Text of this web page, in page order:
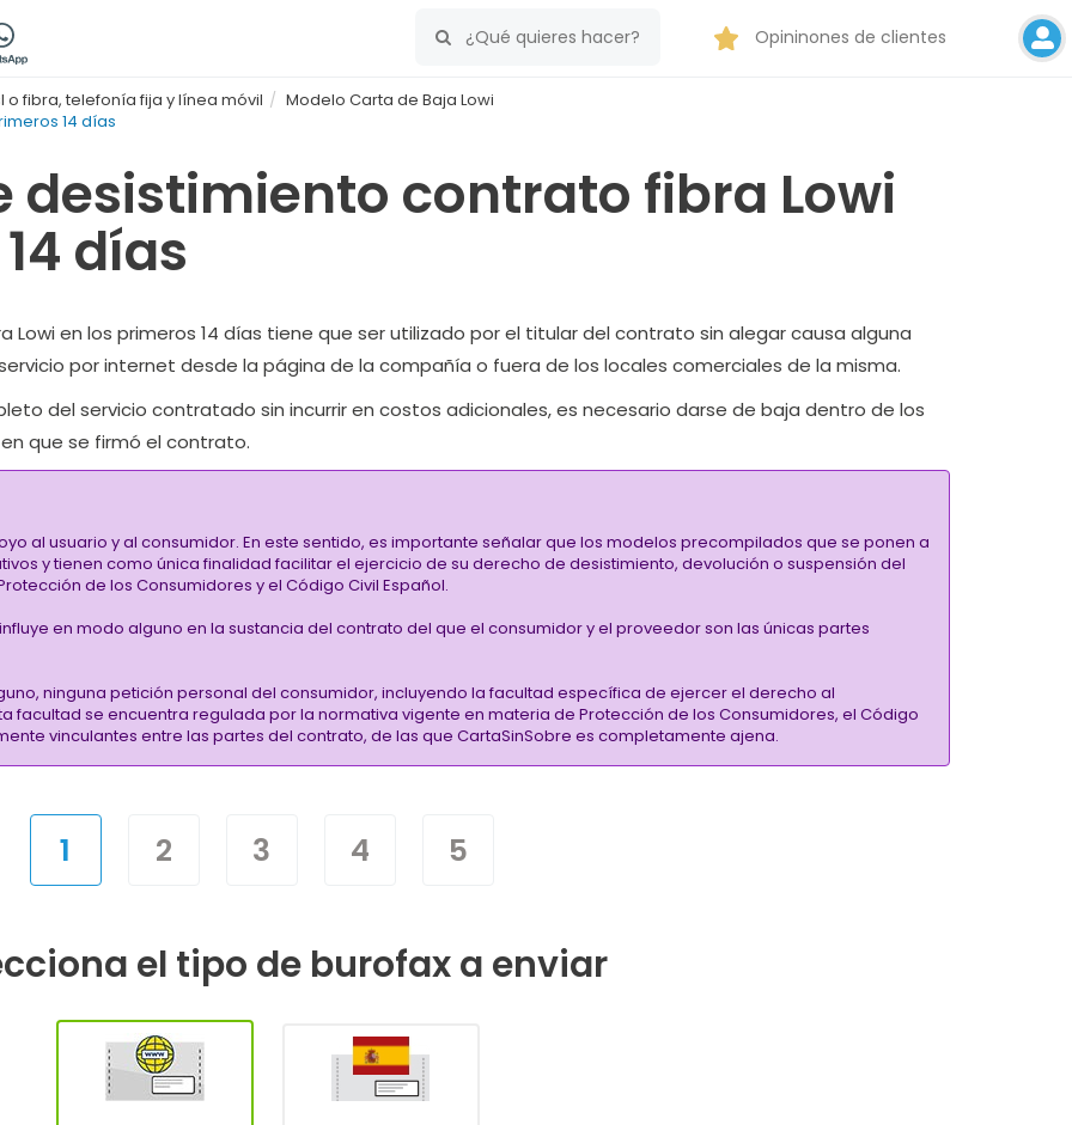
Opininones de clientes
fibra, telefonía fija y línea móvil
Modelo Carta de Baja Lowi
14 días
desistimiento contrato fibra Lowi
días
en los primeros 14 días tiene que ser utilizado por el titular del contrato sin alegar causa alguna
por internet desde la página de la compañía o fuera de los locales comerciales de la misma.
del servicio contratado sin incurrir en costos adicionales, es necesario darse de baja dentro de los
que se firmó el contrato.
al usuario y al consumidor. En este sentido, es importante señalar que los modelos precompilados que se ponen a
y tienen como única finalidad facilitar el ejercicio de su derecho de desistimiento, devolución o suspensión del
de los Consumidores y el Código Civil Español.
en modo alguno en la sustancia del contrato del que el consumidor y el proveedor son las únicas partes
ninguna petición personal del consumidor, incluyendo la facultad específica de ejercer el derecho al
facultad se encuentra regulada por la normativa vigente en materia de Protección de los Consumidores, el Código
vinculantes entre las partes del contrato, de las que CartaSinSobre es completamente ajena.
1 2 3 4 5
el tipo de burofax a enviar